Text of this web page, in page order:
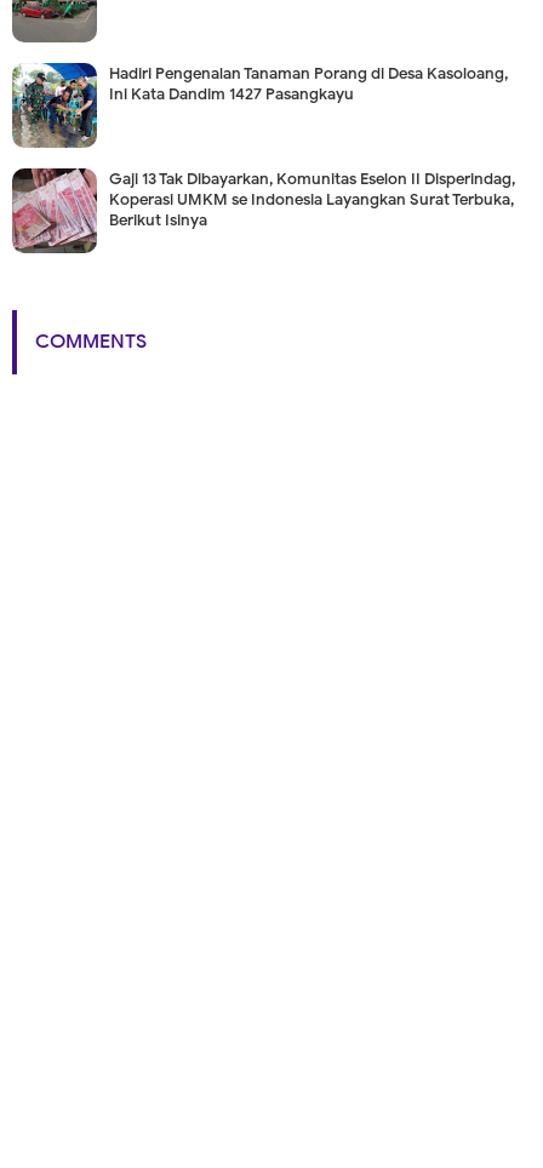
Hadiri Pengenalan Tanaman Porang di Desa Kasoloang,
Ini Kata Dandim 1427 Pasangkayu
Gaji 13 Tak Dibayarkan, Komunitas Eselon II Disperindag,
Koperasi UMKM se Indonesia Layangkan Surat Terbuka,
Berikut Isinya
COMMENTS